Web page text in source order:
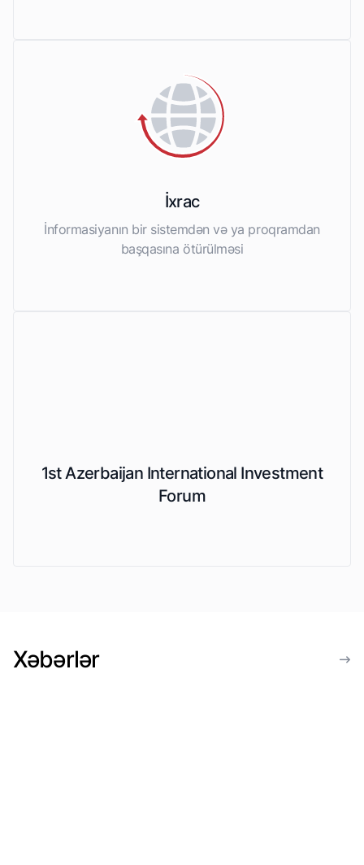
İxrac
İnformasiyanın bir sistemdən və ya proqramdan
başqasına ötürülməsi
1st Azerbaijan International Investment
Forum
Xəbərlər